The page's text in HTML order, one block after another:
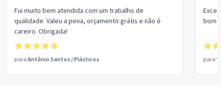
Fui muito bem atendida com um trabalho de
qualidade. Valeu a pena, orçamento grátis e não é
careiro. Obrigada!
para Antônio Santos /Plásticos
bom
para